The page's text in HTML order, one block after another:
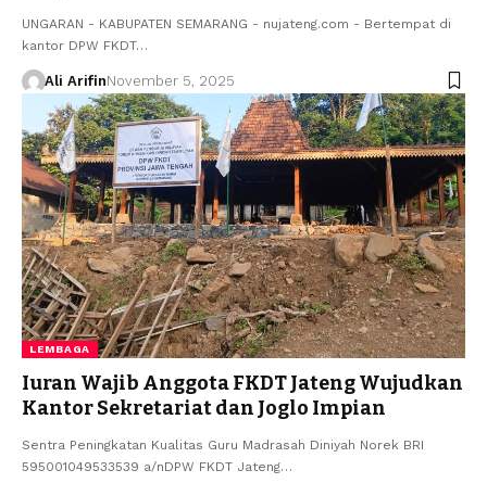
UNGARAN - KABUPATEN SEMARANG - nujateng.com - Bertempat di
kantor DPW FKDT…
Ali ArifinNovember 5, 2025
LEMBAGA
Iuran Wajib Anggota FKDT Jateng Wujudkan
Kantor Sekretariat dan Joglo Impian
Sentra Peningkatan Kualitas Guru Madrasah Diniyah Norek BRI
595001049533539 a/nDPW FKDT Jateng…